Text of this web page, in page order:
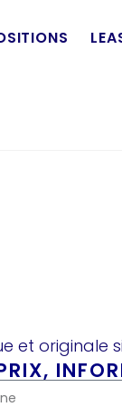
et originale